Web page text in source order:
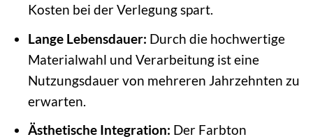
Kosten bei der Verlegung spart.
Lange Lebensdauer: Durch die hochwertige
Materialwahl und Verarbeitung ist eine
Nutzungsdauer von mehreren Jahrzehnten zu
erwarten.
Ästhetische Integration: Der Farbton